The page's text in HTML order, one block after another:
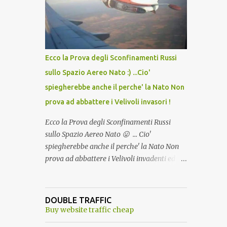
lo scopo della temperatura? Qualcuno a suo
tempo ribattezzo' il Vaccino come: l' Amaro
del Capo, era "spettacolare Ghiacciato, ma
andava bene anche, a Temperatura
Ambiente"! Riproponiamo l'articolo per NON
Ecco la Prova degli Sconfinamenti Russi
sullo Spazio Aereo Nato :) ...Cio'
spiegherebbe anche il perche' la Nato Non
prova ad abbattere i Velivoli invasori !
Ecco la Prova degli Sconfinamenti Russi
sullo Spazio Aereo Nato 😛 ... Cio'
spiegherebbe anche il perche' la Nato Non
prova ad abbattere i Velivoli invadenti ed
alcuna notizia di un'invasione dello spazio
aereo NATO da parte di un robot chiamato
DOUBLE TRAFFIC
Buy website traffic cheap